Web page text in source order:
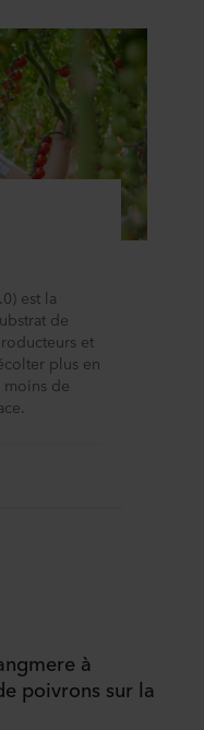
est la
de
et
plus en
de
à
poivrons sur la